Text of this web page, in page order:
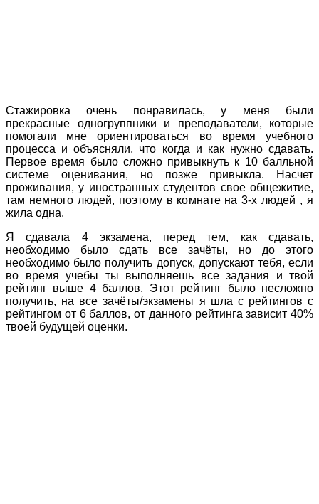
Стажировка очень понравилась, у меня были
прекрасные одногруппники и преподаватели, которые
помогали мне ориентироваться во время учебного
процесса и объясняли, что когда и как нужно сдавать.
Первое время было сложно привыкнуть к 10 балльной
системе оценивания, но позже привыкла. Насчет
проживания, у иностранных студентов свое общежитие,
там немного людей, поэтому в комнате на 3-х людей , я
жила одна.
Я сдавала 4 экзамена, перед тем, как сдавать,
необходимо было сдать все зачёты, но до этого
необходимо было получить допуск, допускают тебя, если
во время учебы ты выполняешь все задания и твой
рейтинг выше 4 баллов. Этот рейтинг было несложно
получить, на все зачёты/экзамены я шла с рейтингов с
рейтингом от 6 баллов, от данного рейтинга зависит 40%
твоей будущей оценки.